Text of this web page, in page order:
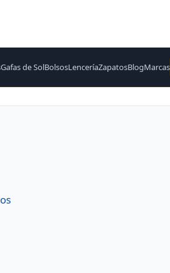
Gafas de SolBolsosLenceríaZapatosBlogMarcas